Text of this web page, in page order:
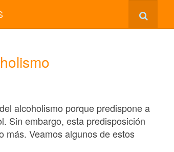
alcoholismo porque predispone a
Sin embargo, esta predisposición
más. Veamos algunos de estos